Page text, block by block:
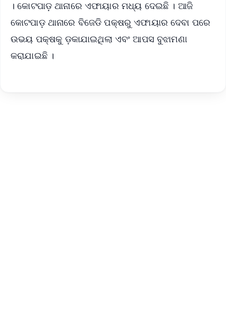
। କୋଟପାଡ଼ ଥାନାରେ ଏଫାୟାର ମଧ୍ୟ ଦେଇଛି । ଆଜି
କୋଟପାଡ଼ ଥାନାରେ ବିଜେଡି ପକ୍ଷରୁ ଏଫାୟାର ଦେବା ପରେ
ଉଭୟ ପକ୍ଷକୁ ଡ଼କାଯାଇଥିଲା ଏବଂ ଆପସ ବୁଝାମଣା
କରାଯାଇଛି ।